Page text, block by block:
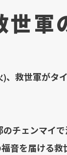
世
、救世軍がタ
チェンマイ
音を届ける